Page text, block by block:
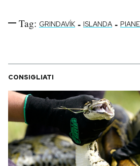
Tag: GRINDAVÍK - ISLANDA -
CONSIGLIATI